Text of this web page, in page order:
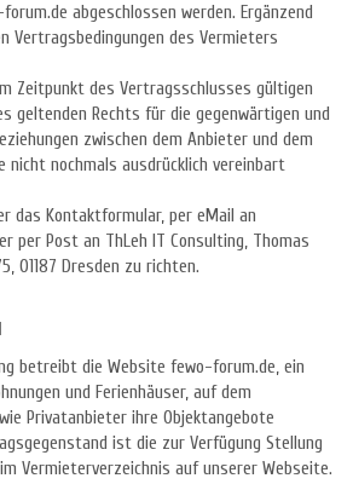
abgeschlossen werden. Ergänzend
Vertragsbedingungen des Vermieters
Zeitpunkt des Vertragsschlusses gültigen
geltenden Rechts für die gegenwärtigen und
zwischen dem Anbieter und dem
nicht nochmals ausdrücklich vereinbart
das Kontaktformular, per eMail an
per Post an ThLeh IT Consulting, Thomas
01187 Dresden zu richten.
betreibt die Website fewo-forum.de, ein
und Ferienhäuser, auf dem
Privatanbieter ihre Objektangebote
ist die zur Verfügung Stellung
Vermieterverzeichnis auf unserer Webseite.